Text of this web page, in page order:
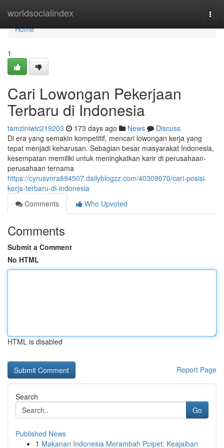
worldsocialindex
Home
Home
1
Cari Lowongan Pekerjaan
Terbaru di Indonesia
tamziniwic219203 173 days ago News
Discuss
Di era yang semakin kompetitif, mencari lowongan kerja yang
tepat menjadi keharusan. Sebagian besar masyarakat Indonesia,
kesempatan memiliki untuk meningkatkan karir di perusahaan-
perusahaan ternama
https://cyrusvnra894507.dailyblogzz.com/40309070/cari-posisi-
kerja-terbaru-di-indonesia
Comments
Who Upvoted
Comments
Submit a Comment
No HTML
HTML is disabled
Report Page
Search
Go
Published News
1 Makanan Indonesia Merambah Poipet: Keajaiban